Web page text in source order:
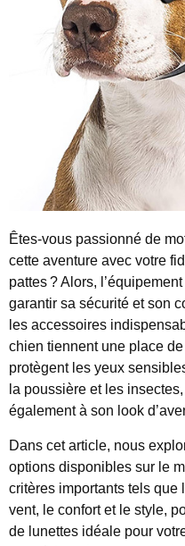
Êtes-vous passionné de
cette aventure avec votre
pattes ? Alors,
garantir sa sécurité et son
les accessoires
chien tiennent une place
protègent les yeux
la poussière et les
également à son look
Dans cet article, nous
options disponibles sur le
critères importants tels que
vent, le confort et le style,
de lunettes idéale pour